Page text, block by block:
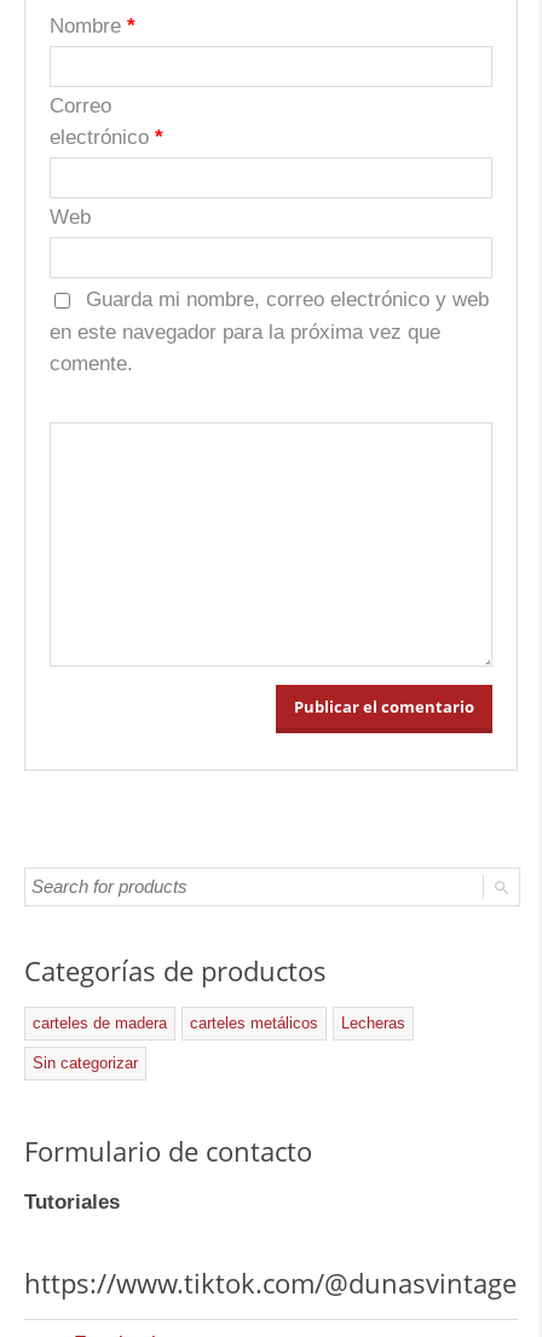
Nombre *
Correo
electrónico *
Web
Guarda mi nombre, correo electrónico y web
en este navegador para la próxima vez que
comente.
Categorías de productos
carteles de madera carteles metálicos Lecheras
Sin categorizar
Formulario de contacto
Tutoriales
https://www.tiktok.com/@dunasvintage